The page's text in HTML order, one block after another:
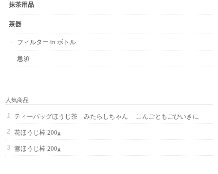
抹茶用品
茶器
フィルター in ボトル
急須
人気商品
ティーバッグほうじ茶 みたらしちゃん こんごともごひいきに
花ほうじ棒 200g
雪ほうじ棒 200g